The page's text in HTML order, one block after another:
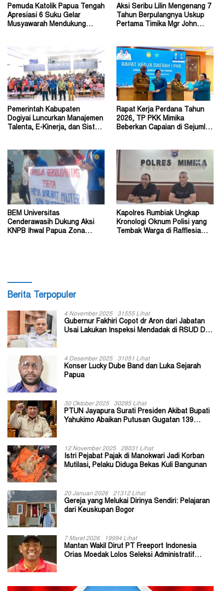
Pemuda Katolik Papua Tengah
Apresiasi 6 Suku Gelar
Musyawarah Mendukung
Aksi Seribu Lilin Mengenang 7
Tahun Berpulangnya Uskup
Pertama Timika Mgr John
Pemerintah Kabupaten
Dogiyai Luncurkan Manajemen
Talenta, E-Kinerja, dan Sistem
Rapat Kerja Perdana Tahun
2026, TP PKK Mimika
Beberkan Capaian di Sejumlah
BEM Universitas
Cenderawasih Dukung Aksi
KNPB Ihwal Papua Zona
Kapolres Rumbiak Ungkap
Kronologi Oknum Polisi yang
Tembak Warga di Rafflesia
Berita Terpopuler
4 November 2025 31555 Lihat
Gubernur Fakhiri Copot dr Aron dari Jabatan
Usai Lakukan Inspeksi Mendadak di RSUD Dok
4 Desember 2025 31051 Lihat
Konser Lucky Dube Band dan Luka Sejarah
Papua
30 Oktober 2025 30285 Lihat
PTUN Jayapura Surati Presiden Akibat Bupati
Yahukimo Abaikan Putusan Gugatan 139
12 November 2025 28031 Lihat
Istri Pejabat Pajak di Manokwari Jadi Korban
Mutilasi, Pelaku Diduga Bekas Kuli Bangunan
20 Januari 2026 21312 Lihat
Gereja yang Melukai Dirinya Sendiri: Pelajaran
dari Keuskupan Bogor
7 Maret 2026 19994 Lihat
Mantan Wakil Dirut PT Freeport Indonesia
Orias Moedak Lolos Seleksi Administratif